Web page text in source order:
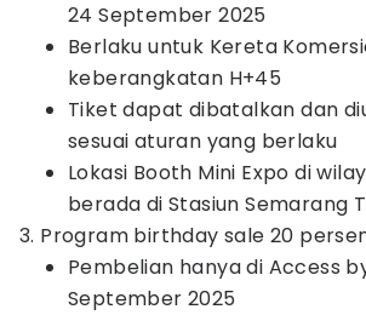
24 September 2025
Berlaku untuk Kereta
keberangkatan H+45
Tiket dapat dibatalkan dan
sesuai aturan yang berlaku
Lokasi Booth Mini Expo di
berada di Stasiun Semarang
3. Program birthday sale 20
Pembelian hanya di Access
September 2025